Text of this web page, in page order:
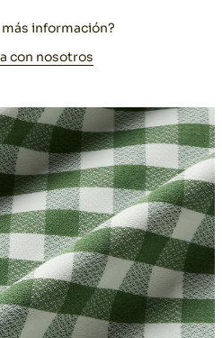
información?
con nosotros